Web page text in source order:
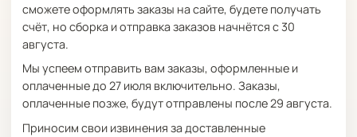
сможете оформлять заказы на сайте, будете получать
счёт, но сборка и отправка заказов начнётся с 30
августа.
Мы успеем отправить вам заказы, оформленные и
оплаченные до 27 июля включительно. Заказы,
оплаченные позже, будут отправлены после 29 августа.
Приносим свои извинения за доставленные